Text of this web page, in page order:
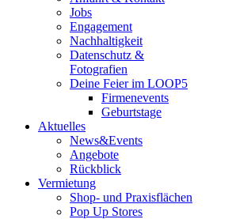
Jobs
Engagement
Nachhaltigkeit
Datenschutz &
Fotografien
Deine Feier im LOOP5
Firmenevents
Geburtstage
Aktuelles
News&Events
Angebote
Rückblick
Vermietung
Shop- und Praxisflächen
Pop Up Stores